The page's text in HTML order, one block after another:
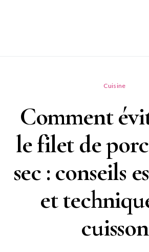
Cuisine
Comment
le filet de
sec : conseils
et
cuisson